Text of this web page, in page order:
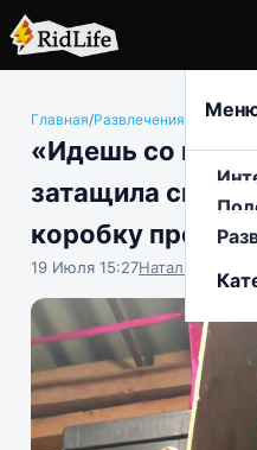
Главная/Развлечения
«Идешь со
затащила
коробку против
19 Июля 15:27Наталья